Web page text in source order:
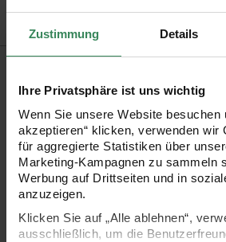
Zustimmung Details
Ihre Privatsphäre ist uns wichtig
Wenn Sie unsere Website besuchen
akzeptieren“ klicken, verwenden wir
für aggregierte Statistiken über
Marketing-Kampagnen zu sammeln
Werbung auf Drittseiten und in
anzuzeigen.
Klicken Sie auf „Alle ablehnen“,
ausschließlich, um die
Postkartenblock fest.
Block mit 20 Blatt naturweißem,
Format: DIN A6
Grammatur: 250 g/m²